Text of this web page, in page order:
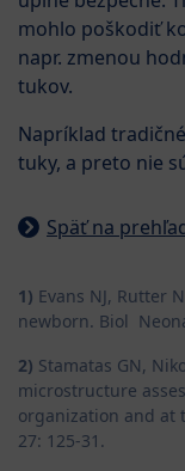
mohlo poškodiť
napr. zmenou
tukov.
Napríklad
tuky, a preto nie
Späť na
1) Evans NJ, Rutter
newborn. Biol
2) Stamatas GN,
microstructure
organization and at
27: 125-31.